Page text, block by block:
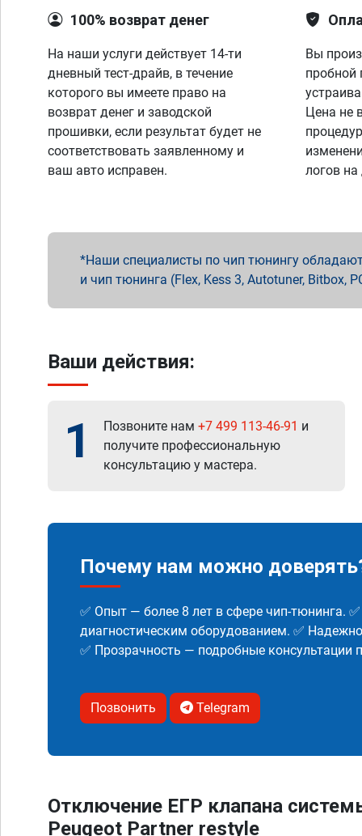
100% возврат денег
На наши услуги действует 14-ти
дневный тест-драйв, в течение
которого вы имеете право на
возврат денег и заводской
прошивки, если результат будет не
соответствовать заявленному и
ваш авто исправен.
Вы
пробной
Цена не
логов на
Наши специалисты по чип тюнингу
и чип тюнинга (Flex, Kess 3, Autotuner, Bitbox,
Ваши действия:
1 Позвоните нам +7 499 113-46-91 и
получите профессиональную
консультацию у мастера.
Почему нам можно
✅ Опыт — более 8 лет в сфере чип-тюнинга.
диагностическим оборудованием. ✅
✅ Прозрачность — подробные консультации
Позвонить Telegram
Отключение ЕГР клапана
Peugeot Partner restyle